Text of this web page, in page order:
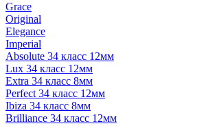
Grace
Original
Elegance
Imperial
Absolute 34 класс 12мм
Lux 34 класс 12мм
Extra 34 класс 8мм
Perfect 34 класс 12мм
Ibiza 34 класс 8мм
Brilliance 34 класс 12мм